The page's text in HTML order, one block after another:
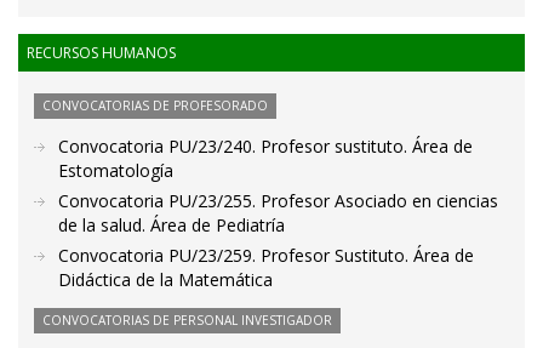
RECURSOS HUMANOS
CONVOCATORIAS DE PROFESORADO
Convocatoria PU/23/240. Profesor sustituto. Área de
Estomatología
Convocatoria PU/23/255. Profesor Asociado en ciencias
de la salud. Área de Pediatría
Convocatoria PU/23/259. Profesor Sustituto. Área de
Didáctica de la Matemática
CONVOCATORIAS DE PERSONAL INVESTIGADOR